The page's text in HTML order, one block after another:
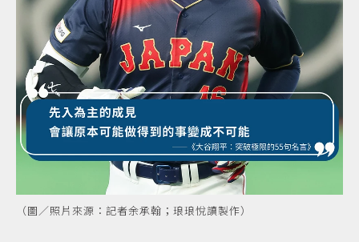
（圖／照片來源：記者余承翰；琅琅悅讀製作）